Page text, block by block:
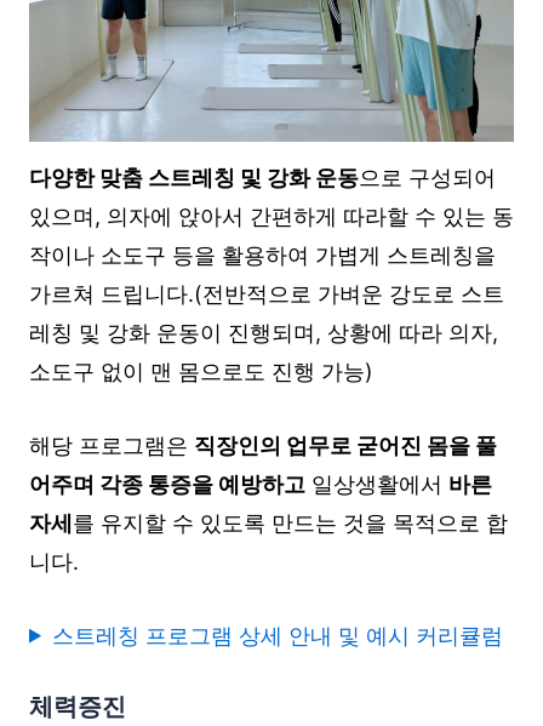
다양한 맞춤 스트레칭 및 강화 운동으로 구성되어
있으며, 의자에 앉아서 간편하게 따라할 수 있는 동
작이나 소도구 등을 활용하여 가볍게 스트레칭을
가르쳐 드립니다.(전반적으로 가벼운 강도로 스트
레칭 및 강화 운동이 진행되며, 상황에 따라 의자,
소도구 없이 맨 몸으로도 진행 가능)
해당 프로그램은 직장인의 업무로 굳어진 몸을 풀
어주며 각종 통증을 예방하고 일상생활에서 바른
자세를 유지할 수 있도록 만드는 것을 목적으로 합
니다.
스트레칭 프로그램 상세 안내 및 예시 커리큘럼
체력증진